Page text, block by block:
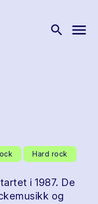
search menu
Hard rock
i 1987. De
og